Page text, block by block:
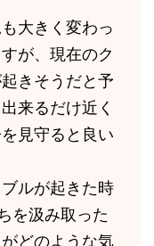
大きく変わっ
が、現在のク
きそうだと予
来るだけ近く
見守ると良い
ルが起きた時
を汲み取った
どのような気